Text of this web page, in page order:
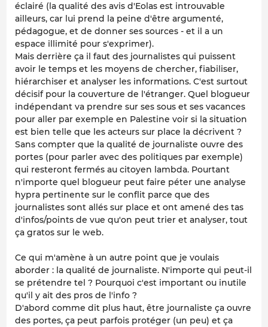
éclairé (la qualité des avis d'Eolas est introuvable
ailleurs, car lui prend la peine d'être argumenté,
pédagogue, et de donner ses sources - et il a un
espace illimité pour s'exprimer).
Mais derrière ça il faut des journalistes qui puissent
avoir le temps et les moyens de chercher, fiabiliser,
hiérarchiser et analyser les informations. C'est surtout
décisif pour la couverture de l'étranger. Quel blogueur
indépendant va prendre sur ses sous et ses vacances
pour aller par exemple en Palestine voir si la situation
est bien telle que les acteurs sur place la décrivent ?
Sans compter que la qualité de journaliste ouvre des
portes (pour parler avec des politiques par exemple)
qui resteront fermés au citoyen lambda. Pourtant
n'importe quel blogueur peut faire péter une analyse
hypra pertinente sur le conflit parce que des
journalistes sont allés sur place et ont amené des tas
d'infos/points de vue qu'on peut trier et analyser, tout
ça gratos sur le web.
Ce qui m'amène à un autre point que je voulais
aborder : la qualité de journaliste. N'importe qui peut-il
se prétendre tel ? Pourquoi c'est important ou inutile
qu'il y ait des pros de l'info ?
D'abord comme dit plus haut, être journaliste ça ouvre
des portes, ça peut parfois protéger (un peu) et ça